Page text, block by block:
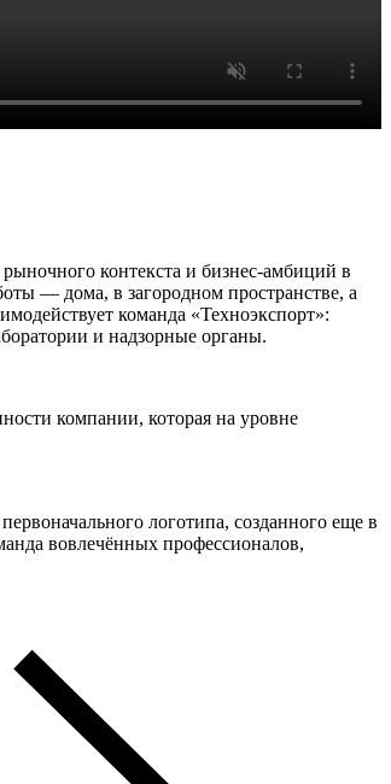
контекста и бизнес-амбиций в
— дома, в загородном пространстве, а
команда «Техноэкспорт»:
и надзорные органы.
компании, которая на уровне
логотипа, созданного еще в
вовлечённых профессионалов,